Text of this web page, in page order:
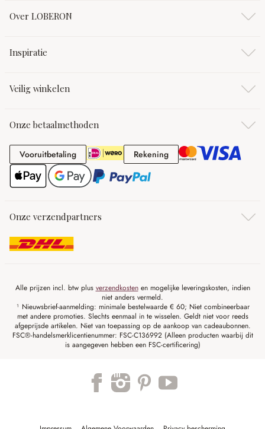
Over LOBERON
Inspiratie
Veilig winkelen
Onze betaalmethoden
VooruitbetalingVooruitbetaling RekeningRekening
Onze verzendpartners
Alle prijzen incl. btw plus verzendkostenen mogelijke leveringskosten, indien
niet anders vermeld.
¹ Nieuwsbrief-aanmelding: minimale bestelwaarde € 60; Niet combineerbaar
met andere promoties. Slechts eenmaal in te wisselen. Geldt niet voor reeds
afgeprijsde artikelen. Niet van toepassing op de aankoop van cadeaubonnen.
FSC®-handelsmerklicentienummer: FSC-C136992 (Alleen producten waarbij dit
is aangegeven hebben een FSC-certificering)